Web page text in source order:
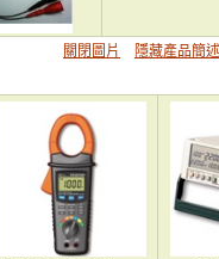
關閉圖片 隱藏產品簡述